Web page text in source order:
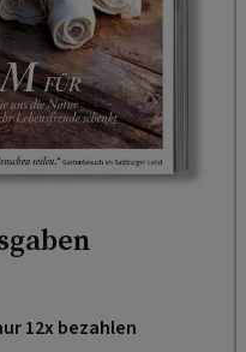
12x bezahlen